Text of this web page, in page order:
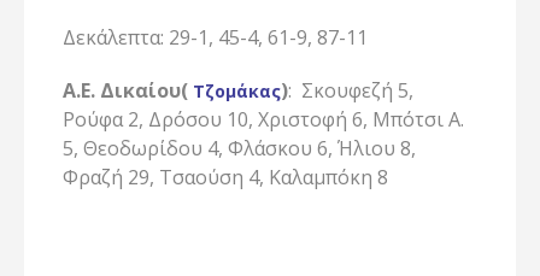
Δεκάλεπτα: 29-1, 45-4, 61-9, 87-11
Α.Ε. Δικαίου(Τζομάκας): Σκουφεζή 5,
Ρούφα 2, Δρόσου 10, Χριστοφή 6, Μπότσι Α.
5, Θεοδωρίδου 4, Φλάσκου 6, Ήλιου 8,
Φραζή 29, Τσαούση 4, Καλαμπόκη 8